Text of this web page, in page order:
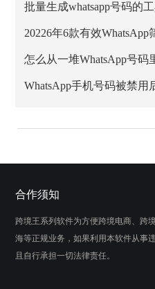
批量生成whatsapp号码的
怎么从一堆WhatsApp号码
WhatsApp手机号码被禁用
合作须知
跨境王系列软件为方便跨境电商、跨
海等正规业务，如果利用本软件从事
且自行承担一切法律责任。